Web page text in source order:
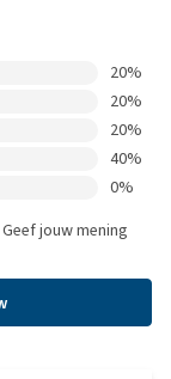
20%
20%
20%
40%
0%
Geef jouw mening